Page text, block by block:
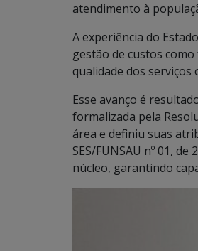
atendimento à
A experiência do
gestão de custos
qualidade dos serviços
Esse avanço é
formalizada pela
área e definiu suas
SES/FUNSAU nº 01,
núcleo, garantindo